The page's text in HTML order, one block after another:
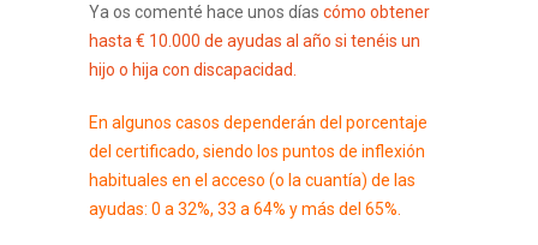
Ya os comenté hace unos días cómo obtener
hasta € 10.000 de ayudas al año si tenéis un
hijo o hija con discapacidad.
En algunos casos dependerán del porcentaje
del certificado, siendo los puntos de inflexión
habituales en el acceso (o la cuantía) de las
ayudas: 0 a 32%, 33 a 64% y más del 65%.